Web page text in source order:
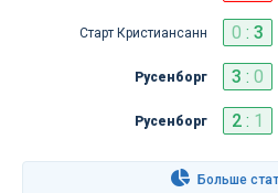
Старт Кристиансанн 0 : 3
Русенборг 3 : 0
Русенборг 2: 1
Больше